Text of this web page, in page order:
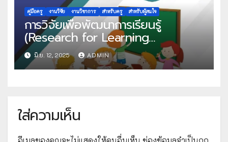
คู่มือครู งานวิจัย งานวิชาการ สำหรับครู สำหรับผู้สนใจ
การวิจัยเพื่อพัฒนาการเรียนรู้
(Research for Learning
Development)
มิ.ย. 12, 2025 ADMIN
ใส่ความเห็น